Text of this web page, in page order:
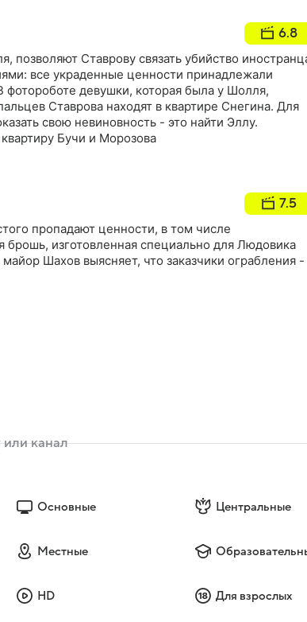
6.8
позволяют Ставрову связать убийство
все украденные ценности принадлежали
девушки, которая была у Шолля,
Ставрова находят в квартире Снегина. Для
свою невиновность - это найти Эллу.
Бучи и Морозова
7.5
пропадают ценности, в том числе
брошь, изготовленная специально для Людовика
Шахов выясняет, что заказчики ограбления -
Основные Центральные
Местные
HD Для взрослых